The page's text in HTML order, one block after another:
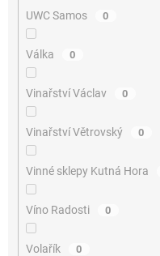
UWC Samos 0
Válka 0
Vinařství Václav 0
Vinařství Větrovský 0
Vinné sklepy Kutná Hora
Víno Radosti 0
Volařík 0